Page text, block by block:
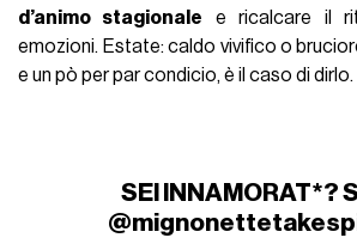
d’animo stagionale e ricalcare il
emozioni. Estate: caldo vivifico o
e un pò per par condicio, è il caso di dirlo.
SEI INNAMORAT*?